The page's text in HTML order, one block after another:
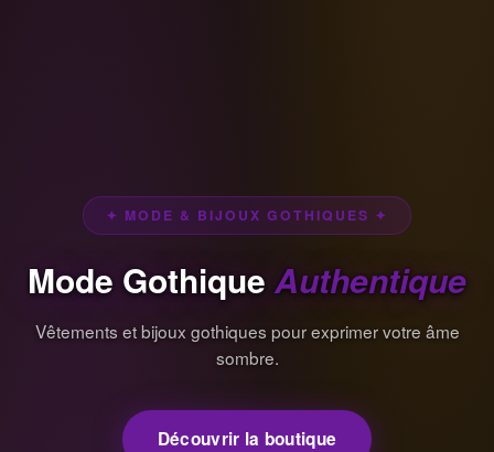
✦ MODE & BIJOUX GOTHIQUES ✦
Mode Gothique Authentique
Vêtements et bijoux gothiques pour exprimer votre âme
sombre.
Découvrir la boutique